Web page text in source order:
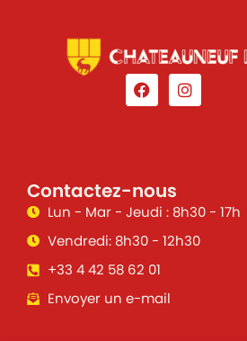
Contactez-nous
Lun - Mar - Jeudi : 8h30 - 17h
Vendredi: 8h30 - 12h30
+33 4 42 58 62 01
Envoyer un e-mail